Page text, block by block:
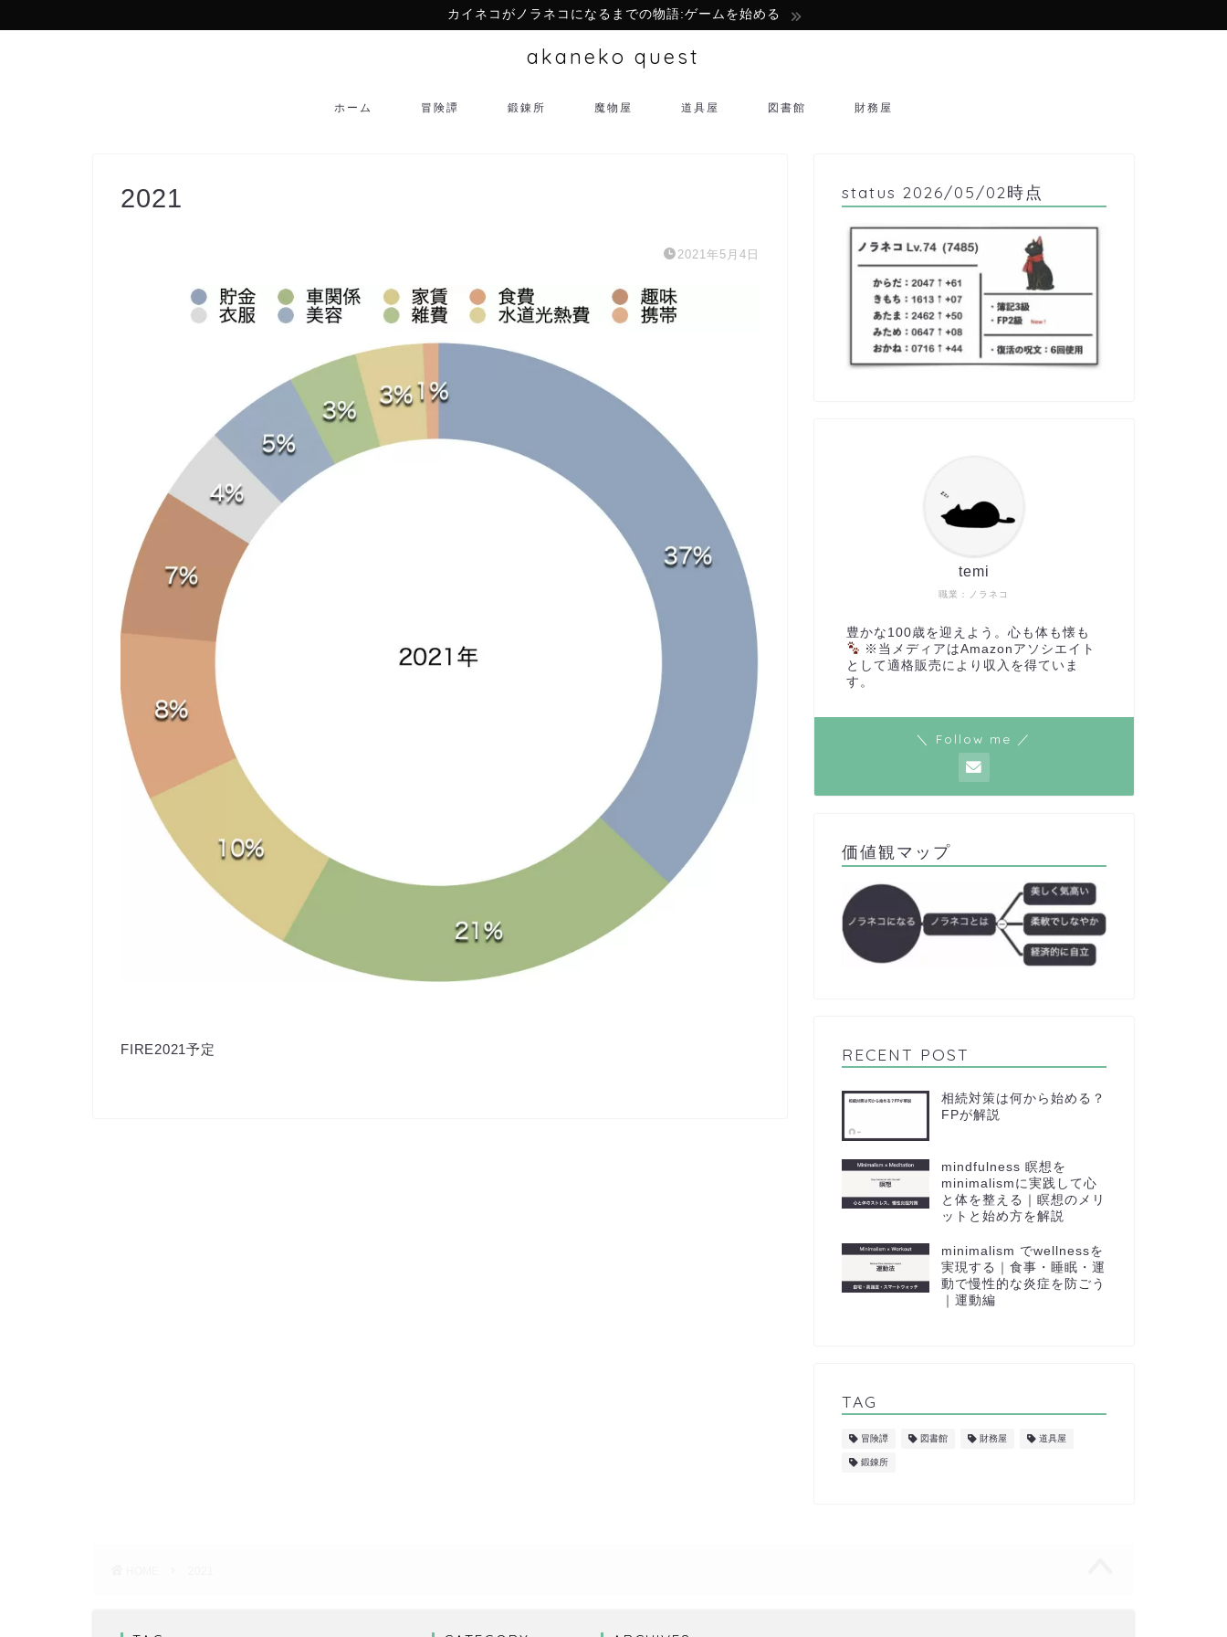
カイネコがノラネコになるまでの物語:ゲームを始める
akaneko quest
ホーム 冒険譚 鍛錬所 魔物屋 道具屋 図書館 財務屋
2021
2021年5月4日
FIRE2021予定
status 2026/05/02時点
職業：ノラネコ
temi
豊かな100歳を迎えよう。心も体も懐も
※当メディアはAmazonアソシエイト
として適格販売により収入を得ていま
す。
＼ Follow me ／
価値観マップ
RECENT POST
相続対策は何から始める？
FPが解説
mindfulness 瞑想を
minimalismに実践して心
と体を整える｜瞑想のメリ
ットと始め方を解説
minimalism でwellnessを
実現する｜食事・睡眠・運
動で慢性的な炎症を防ごう
｜運動編
TAG
冒険譚 図書館 財務屋 道具屋
鍛錬所